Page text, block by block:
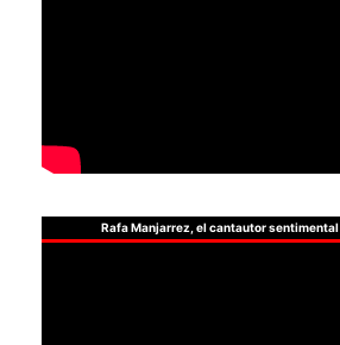
Rafa Manjarrez, el cantautor sentimental